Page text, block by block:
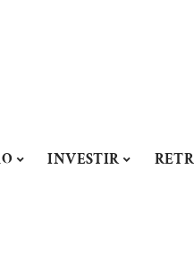
INVESTIR